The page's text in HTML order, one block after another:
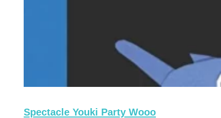
Spectacle Youki Party Wooo